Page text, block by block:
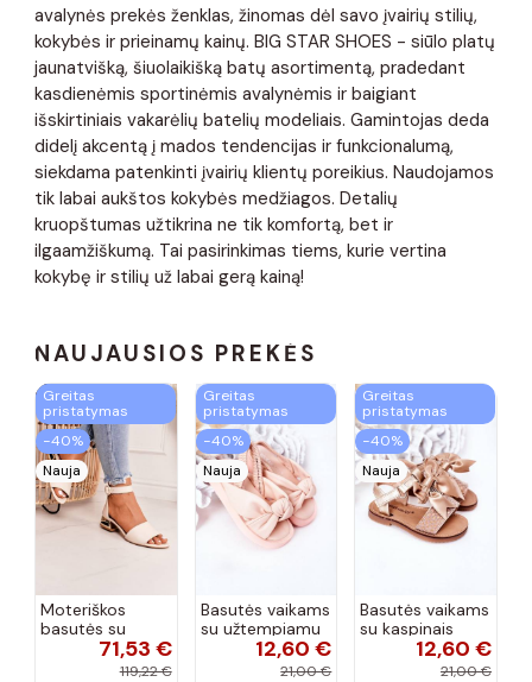
avalynės prekės ženklas, žinomas dėl savo įvairių stilių,
kokybės ir prieinamų kainų. BIG STAR SHOES - siūlo platų
jaunatvišką, šiuolaikišką batų asortimentą, pradedant
kasdienėmis sportinėmis avalynėmis ir baigiant
išskirtiniais vakarėlių batelių modeliais. Gamintojas deda
didelį akcentą į mados tendencijas ir funkcionalumą,
siekdama patenkinti įvairių klientų poreikius. Naudojamos
tik labai aukštos kokybės medžiagos. Detalių
kruopštumas užtikrina ne tik komfortą, bet ir
ilgaamžiškumą. Tai pasirinkimas tiems, kurie vertina
kokybę ir stilių už labai gerą kainą!
NAUJAUSIOS PREKĖS
Greitas
pristatymas
−40%
Nauja
Moteriškos
basutės su
aukso spalvos
kulniukais Laura
71,53 €
119,22 €
Greitas
pristatymas
−40%
Nauja
Basutės vaikams
su užtempiamu
užsegimu
rožinės spalvos
12,60 €
21,00 €
Greitas
pristatymas
−40%
Nauja
Basutės vaikams
su kaspinais
aukso spalvos
12,60 €
21,00 €